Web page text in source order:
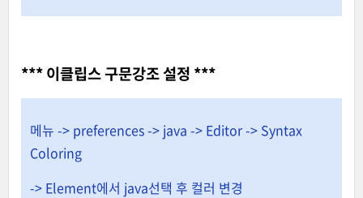
*** 이클립스 구문강조 설정 ***
메뉴 -> preferences -> java -> Editor -> Syntax
Coloring
-> Element에서 java선택 후 컬러 변경